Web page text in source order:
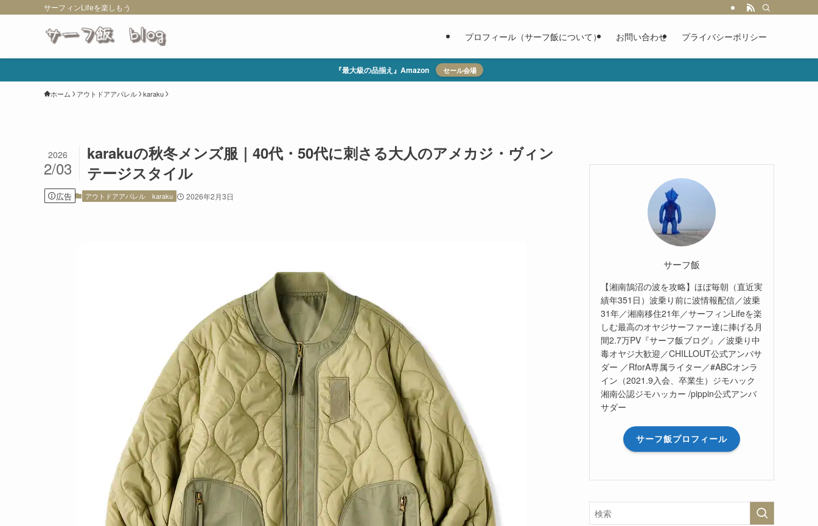
サーフィンLifeを楽しもう
プロフィール（サーフ飯について） お問い合わせ プライバシーポリシー
『最大級の品揃え』Amazon セール会場
ホーム アウトドアアパレル karaku
karakuの秋冬メンズ服｜40代・50代に刺さる大人のアメカジ・ヴィン
テージスタイル
2026
2/03
広告 アウトドアアパレル karaku 2026年2月3日
サーフ飯
【湘南鵠沼の波を攻略】ほぼ毎朝（直近実
績年351日）波乗り前に波情報配信／波乗
31年／湘南移住21年／サーフィンLifeを楽
しむ最高のオヤジサーファー達に捧げる月
間2.7万PV『サーフ飯ブログ』／波乗り中
毒オヤジ大歓迎／CHILLOUT公式アンバサ
ダー ／RforA専属ライター／#ABCオンラ
イン（2021.9入会、卒業生）ジモハック
湘南公認ジモハッカー /pippin公式アンバ
サダー
サーフ飯プロフィール